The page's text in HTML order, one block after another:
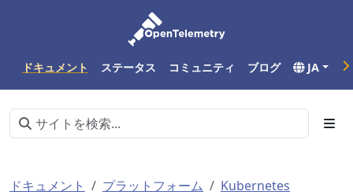
ドキュメント ステータス コミュニティ ブログ JA
ドキュメント プラットフォーム
Kubernetes